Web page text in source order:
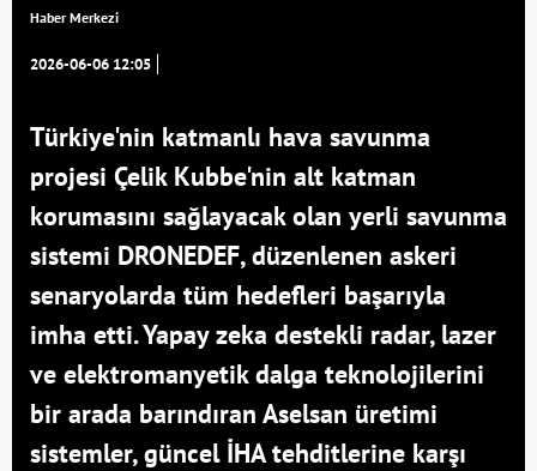
Haber Merkezi
2026-06-06 12:05
Türkiye'nin katmanlı hava savunma
projesi Çelik Kubbe'nin alt katman
korumasını sağlayacak olan yerli savunma
sistemi DRONEDEF, düzenlenen askeri
senaryolarda tüm hedefleri başarıyla
imha etti. Yapay zeka destekli radar, lazer
ve elektromanyetik dalga teknolojilerini
bir arada barındıran Aselsan üretimi
sistemler, güncel İHA tehditlerine karşı